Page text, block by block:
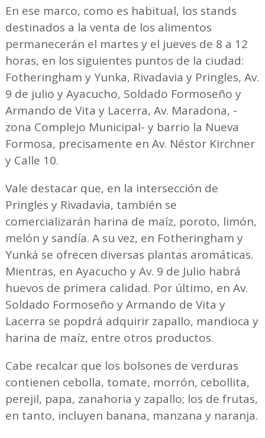
En ese marco, como es habitual, los stands
destinados a la venta de los alimentos
permanecerán el martes y el jueves de 8 a 12
horas, en los siguientes puntos de la ciudad:
Fotheringham y Yunka, Rivadavia y Pringles, Av.
9 de julio y Ayacucho, Soldado Formoseño y
Armando de Vita y Lacerra, Av. Maradona, -
zona Complejo Municipal- y barrio la Nueva
Formosa, precisamente en Av. Néstor Kirchner
y Calle 10.
Vale destacar que, en la intersección de
Pringles y Rivadavia, también se
comercializarán harina de maíz, poroto, limón,
melón y sandía. A su vez, en Fotheringham y
Yunká se ofrecen diversas plantas aromáticas.
Mientras, en Ayacucho y Av. 9 de Julio habrá
huevos de primera calidad. Por último, en Av.
Soldado Formoseño y Armando de Vita y
Lacerra se popdrá adquirir zapallo, mandioca y
harina de maíz, entre otros productos.
Cabe recalcar que los bolsones de verduras
contienen cebolla, tomate, morrón, cebollita,
perejil, papa, zanahoria y zapallo; los de frutas,
en tanto, incluyen banana, manzana y naranja.